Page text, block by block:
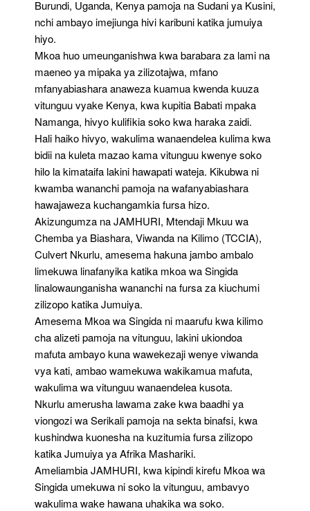
Burundi, Uganda, Kenya pamoja na Sudani ya Kusini,
nchi ambayo imejiunga hivi karibuni katika jumuiya
hiyo.
Mkoa huo umeunganishwa kwa barabara za lami na
maeneo ya mipaka ya zilizotajwa, mfano
mfanyabiashara anaweza kuamua kwenda kuuza
vitunguu vyake Kenya, kwa kupitia Babati mpaka
Namanga, hivyo kulifikia soko kwa haraka zaidi.
Hali haiko hivyo, wakulima wanaendelea kulima kwa
bidii na kuleta mazao kama vitunguu kwenye soko
hilo la kimataifa lakini hawapati wateja. Kikubwa ni
kwamba wananchi pamoja na wafanyabiashara
hawajaweza kuchangamkia fursa hizo.
Akizungumza na JAMHURI, Mtendaji Mkuu wa
Chemba ya Biashara, Viwanda na Kilimo (TCCIA),
Culvert Nkurlu, amesema hakuna jambo ambalo
limekuwa linafanyika katika mkoa wa Singida
linalowaunganisha wananchi na fursa za kiuchumi
zilizopo katika Jumuiya.
Amesema Mkoa wa Singida ni maarufu kwa kilimo
cha alizeti pamoja na vitunguu, lakini ukiondoa
mafuta ambayo kuna wawekezaji wenye viwanda
vya kati, ambao wamekuwa wakikamua mafuta,
wakulima wa vitunguu wanaendelea kusota.
Nkurlu amerusha lawama zake kwa baadhi ya
viongozi wa Serikali pamoja na sekta binafsi, kwa
kushindwa kuonesha na kuzitumia fursa zilizopo
katika Jumuiya ya Afrika Mashariki.
Ameliambia JAMHURI, kwa kipindi kirefu Mkoa wa
Singida umekuwa ni soko la vitunguu, ambavyo
wakulima wake hawana uhakika wa soko.